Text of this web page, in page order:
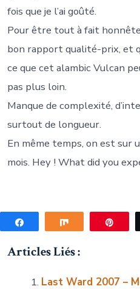
fois que je l’ai goûté.
Pour être tout à fait
bon rapport qualité-prix, et
ce que cet alambic Vulcan
pas plus loin.
Manque de complexité,
surtout de longueur.
En même temps, on est sur
mois. Hey ! What did you
Partagez Partagez
Articles Liés :
Last Ward 2007 –